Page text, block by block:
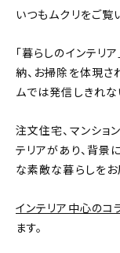
カテゴリー一覧
新着記事
人気の記事
おすすめの記事
コラム
いつもムクリをご覧
「暮らしのインテリ
納、お掃除を体現さ
ムでは発信しきれな
注文住宅、マンショ
テリアがあり、背景
な素敵な暮らしをお
インテリア中心のコ
ます。